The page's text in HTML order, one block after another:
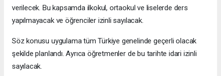
verilecek. Bu kapsamda ilkokul, ortaokul ve liselerde ders
yapılmayacak ve öğrenciler izinli sayılacak.
Söz konusu uygulama tüm Türkiye genelinde geçerli olacak
şekilde planlandı. Ayrıca öğretmenler de bu tarihte idari izinli
sayılacak.